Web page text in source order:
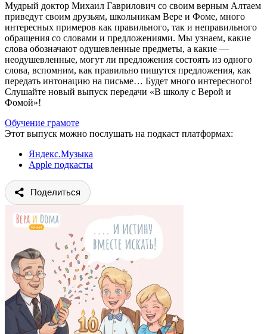
Мудрый доктор Михаил Гаврилович со своим верным Алтаем
приведут своим друзьям, школьникам Вере и Фоме, много
интересных примеров как правильного, так и неправильного
обращения со словами и предложениями. Мы узнаем, какие
слова обозначают одушевленные предметы, а какие —
неодушевленные, могут ли предложения состоять из одного
слова, вспомним, как правильно пишутся предложения, как
передать интонацию на письме… Будет много интересного!
Слушайте новый выпуск передачи «В школу с Верой и
Фомой»!
Обучение грамоте
Этот выпуск можно послушать на подкаст платформах:
Яндекс.Музыка
Apple подкасты
Поделиться